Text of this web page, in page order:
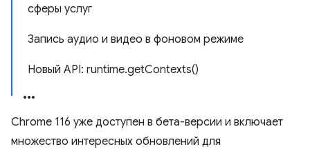
сферы услуг
Запись аудио и видео в фоновом режиме
Новый API: runtime.getContexts()
Chrome 116 уже доступен в бета-версии и включает
множество интересных обновлений для